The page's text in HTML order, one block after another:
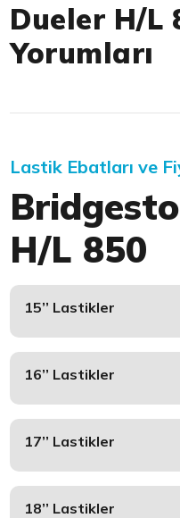
Dueler H/L
Yorumları
Lastik Ebatları ve
H/L 850
15’’ Lastikler
16’’ Lastikler
17’’ Lastikler
18’’ Lastikler